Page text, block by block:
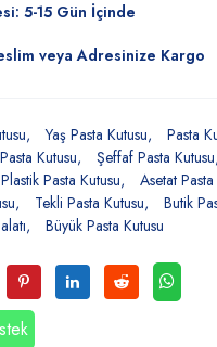
5-15 Gün İçinde
veya Adresinize Kargo
Yaş Pasta Kutusu
Pasta
Kutusu Şeffaf Pasta Kutusu
Plastik Pasta Kutusu
Asetat
Tekli Pasta Kutusu
Butik
Büyük Pasta Kutusu